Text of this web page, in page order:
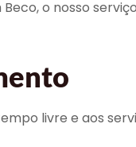
o nosso
livre e aos